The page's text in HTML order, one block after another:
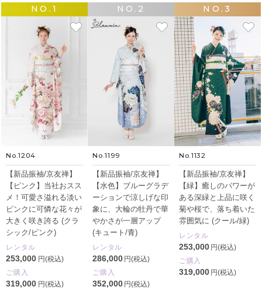
NO.1
No.1204
【新品振袖/京友禅】
【ピンク】当社おスス
メ！可愛さ溢れる淡い
ピンクに可憐な花々が
大きく咲き誇る (クラ
シック/ピンク)
レンタル
253,000 円(税込)
ご購入
319,000 円(税込)
NO.2
No.1199
【新品振袖/京友禅】
【水色】ブルーグラデ
ーションで涼しげな印
象に、大輪の牡丹で華
やかさが一層アップ
(キュート/青)
レンタル
286,000 円(税込)
ご購入
352,000 円(税込)
NO.3
No.1132
【新品振袖/京友禅】
【緑】癒しのパワーが
ある深緑と上品に咲く
菊や桜で、落ち着いた
雰囲気に (クール/緑)
レンタル
253,000 円(税込)
ご購入
319,000 円(税込)